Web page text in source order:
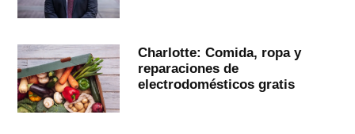
Charlotte: Comida, ropa y
reparaciones de
electrodomésticos gratis